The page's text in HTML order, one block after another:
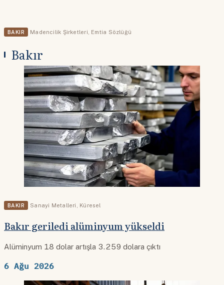
BAKIR Madencilik Şirketleri, Emtia Sözlüğü
Bakır
BAKIR Sanayi Metalleri Küresel
Bakır geriledi alüminyum yükseldi
Alüminyum 18 dolar artışla 3.259 dolara çıktı
6 Ağu 2026